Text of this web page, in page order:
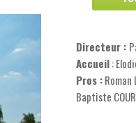
Directeur :
Accueil:
Pros :Roman
Baptiste